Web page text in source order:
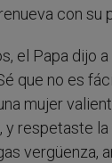
con su
el Papa dijo
que no es
mujer
respetaste
vergüenza,